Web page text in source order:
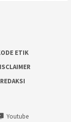
ETIK
REDAKSI
Youtube